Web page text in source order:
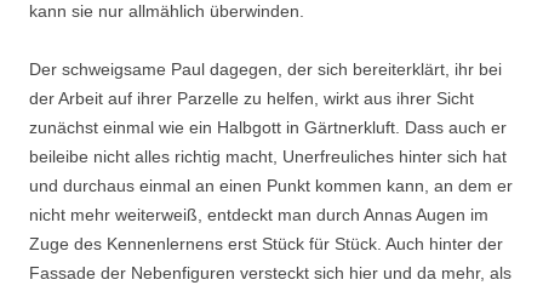
kann sie nur allmählich überwinden.
Der schweigsame Paul dagegen, der sich bereiterklärt, ihr bei
der Arbeit auf ihrer Parzelle zu helfen, wirkt aus ihrer Sicht
zunächst einmal wie ein Halbgott in Gärtnerkluft. Dass auch er
beileibe nicht alles richtig macht, Unerfreuliches hinter sich hat
und durchaus einmal an einen Punkt kommen kann, an dem er
nicht mehr weiterweiß, entdeckt man durch Annas Augen im
Zuge des Kennenlernens erst Stück für Stück. Auch hinter der
Fassade der Nebenfiguren versteckt sich hier und da mehr, als